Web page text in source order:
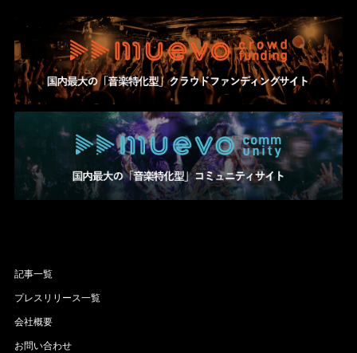
記事一覧
プレスリリース一覧
会社概要
お問い合わせ